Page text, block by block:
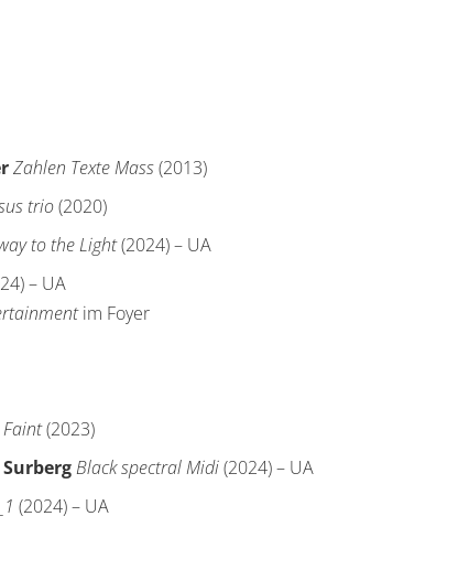
Zahlen Texte Mass(2013)
trio(2020)
to the Light(2024) – UA
– UA
im Foyer
Faint(2023)
Black spectral Midi(2024) – UA
(2024) – UA